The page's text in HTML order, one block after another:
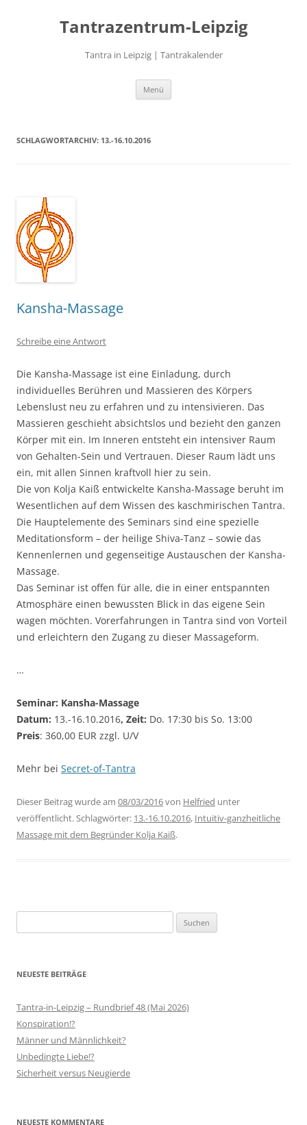
Tantrazentrum-Leipzig
Tantra in Leipzig | Tantrakalender
Menü
SCHLAGWORTARCHIV: 13.-16.10.2016
Kansha-Massage
Schreibe eine Antwort
Die Kansha-Massage ist eine Einladung, durch
individuelles Berühren und Massieren des Körpers
Lebenslust neu zu erfahren und zu intensivieren. Das
Massieren geschieht absichtslos und bezieht den ganzen
Körper mit ein. Im Inneren entsteht ein intensiver Raum
von Gehalten-Sein und Vertrauen. Dieser Raum lädt uns
ein, mit allen Sinnen kraftvoll hier zu sein.
Die von Kolja Kaiß entwickelte Kansha-Massage beruht im
Wesentlichen auf dem Wissen des kaschmirischen Tantra.
Die Hauptelemente des Seminars sind eine spezielle
Meditationsform – der heilige Shiva-Tanz – sowie das
Kennenlernen und gegenseitige Austauschen der Kansha-
Massage.
Das Seminar ist offen für alle, die in einer entspannten
Atmosphäre einen bewussten Blick in das eigene Sein
wagen möchten. Vorerfahrungen in Tantra sind von Vorteil
und erleichtern den Zugang zu dieser Massageform.
…
Seminar: Kansha-Massage
Datum: 13.-16.10.2016, Zeit: Do. 17:30 bis So. 13:00
Preis: 360,00 EUR zzgl. U/V
Mehr bei Secret-of-Tantra
Dieser Beitrag wurde am 08/03/2016von Helfried unter
veröffentlicht. Schlagwörter: 13.-16.10.2016, Intuitiv-ganzheitliche
Massage mit dem Begründer Kolja Kaiß.
nach:
NEUESTE BEITRÄGE
Tantra-in-Leipzig – Rundbrief 48 (Mai 2026)
Konspiration!?
Männer und Männlichkeit?
Unbedingte Liebe!?
Sicherheit versus Neugierde
NEUESTE KOMMENTARE